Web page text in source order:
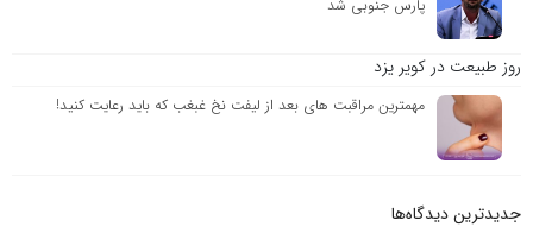
پارس جنوبی شد
روز طبیعت در کویر یزد
مهمترین مراقبت های بعد از لیفت نخ غبغب که باید رعایت کنید!
جدیدترین دیدگاه‌‌ها